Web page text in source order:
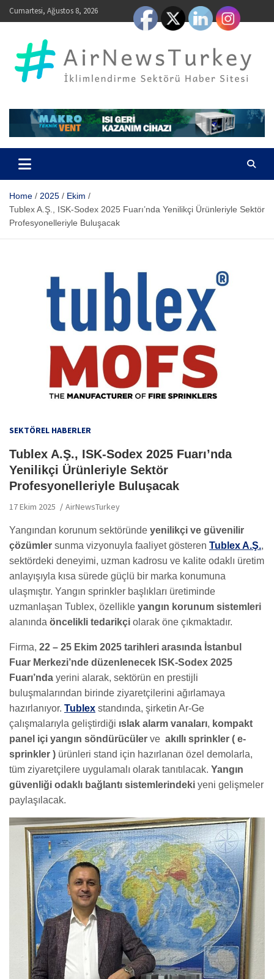
SkipCumartesi, Ağustos 8, 2026
Home 2025
Ekim
Tublex A.Ş., ISK-Sodex 2025 Fuarı’nda Yenilikçi Ürünleriyle Sektör
Profesyonelleriyle Buluşacak
SEKTÖREL HABERLER
Tublex A.Ş., ISK-Sodex 2025 Fuarı’nda
Yenilikçi Ürünleriyle Sektör
Profesyonelleriyle Buluşacak
17 Ekim 2025 AirNewsTurkey
Yangından korunum sektöründe yenilikçi ve güvenilir
çözümler sunma vizyonuyla faaliyet gösteren Tublex A.Ş.,
sektördeki deneyimi, uzman kadrosu ve kalite odaklı üretim
anlayışıyla kısa sürede güçlü bir marka konumuna
ulaşmıştır. Yangın sprinkler başlıkları üretiminde
uzmanlaşan Tublex, özellikle yangın korunum sistemleri
alanında öncelikli tedarikçi olarak öne çıkmaktadır.
Firma, 22 – 25 Ekim 2025 tarihleri arasında İstanbul
Fuar Merkezi’nde düzenlenecek ISK-Sodex 2025
Fuarı’nda yerini alarak, sektörün en prestijli
buluşmalarından birinde ziyaretçilerini ağırlamaya
hazırlanıyor. Tublex standında, şirketin Ar-Ge
çalışmalarıyla geliştirdiği ıslak alarm vanaları, kompakt
panel içi yangın söndürücüler ve akıllı sprinkler ( e-
sprinkler ) ürünleri stand için hazırlanan özel demolarla,
tüm ziyaretçilere uygulamalı olarak tanıtılacak. Yangın
güvenliği odaklı bağlantı sistemlerindeki yeni gelişmeler
paylaşılacak.